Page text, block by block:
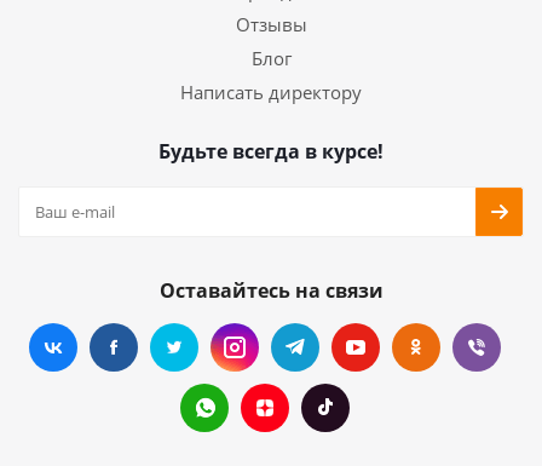
Отзывы
Блог
Написать директору
Будьте всегда в курсе!
Оставайтесь на связи